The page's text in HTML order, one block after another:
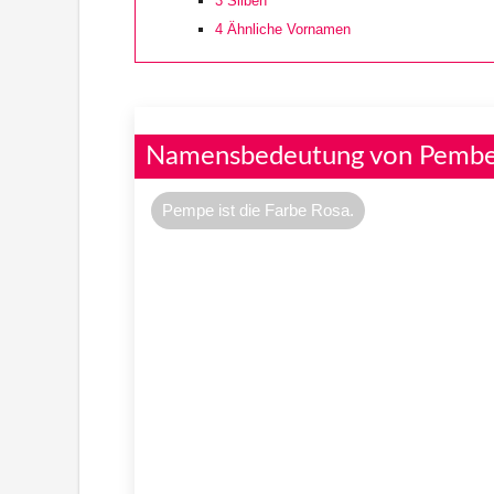
4 Ähnliche Vornamen
Namensbedeutung von
Pempe ist die Farbe Rosa.